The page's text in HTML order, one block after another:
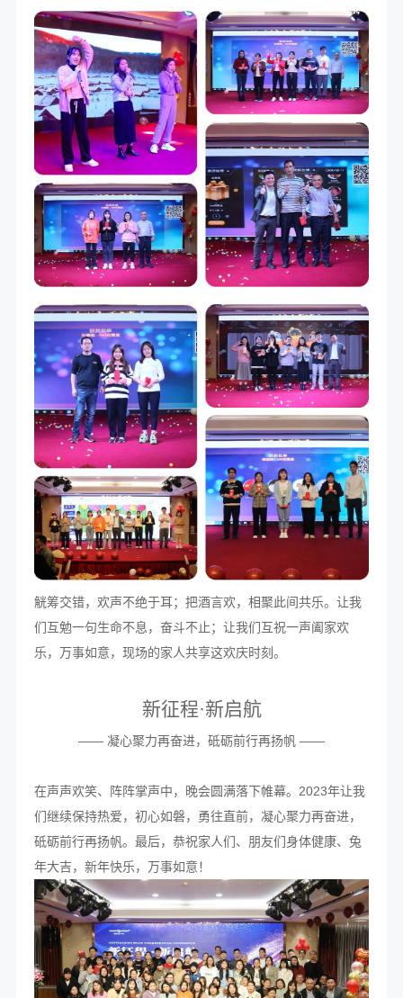
觥筹交错，欢声不绝于耳；把酒言欢，相聚此间共乐。让我
们互勉一句生命不息，奋斗不止；让我们互祝一声阖家欢
乐，万事如意，现场的家人共享这欢庆时刻。
新征程·新启航
—— 凝心聚力再奋进，砥砺前行再扬帆 ——
在声声欢笑、阵阵掌声中，晚会圆满落下帷幕。2023年让我
们继续保持热爱，初心如磐，勇往直前，凝心聚力再奋进，
砥砺前行再扬帆。最后，恭祝家人们、朋友们身体健康、兔
年大吉，新年快乐，万事如意！